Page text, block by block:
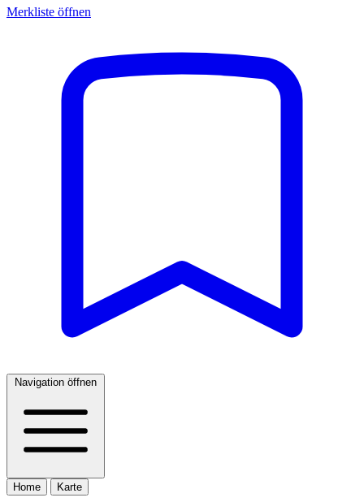
Merkliste öffnen
Navigation öffnen
Home Karte